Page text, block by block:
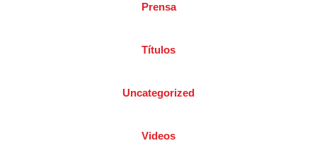
Prensa
Títulos
Uncategorized
Videos